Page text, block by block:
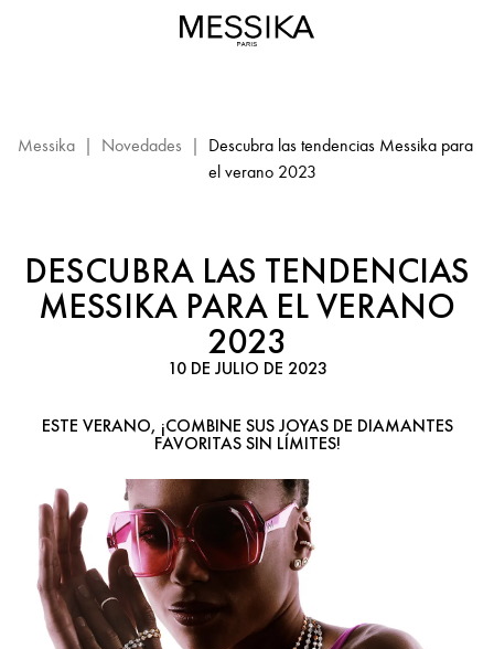
para
Messika | Novedades |
Descubra las tendencias Messika para
el verano 2023
DESCUBRA LAS TENDENCIAS
MESSIKA PARA EL VERANO
2023
10 DE JULIO DE 2023
ESTE VERANO, ¡COMBINE SUS JOYAS DE DIAMANTES
FAVORITAS SIN LÍMITES!